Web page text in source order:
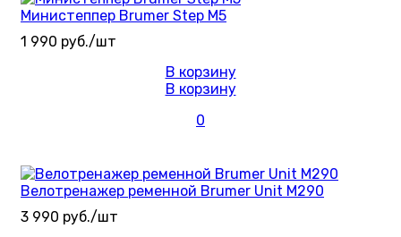
Министеппер Brumer Step M5
1 990 руб./шт
В корзину
В корзину
0
Велотренажер ременной Brumer Unit M290
3 990 руб./шт